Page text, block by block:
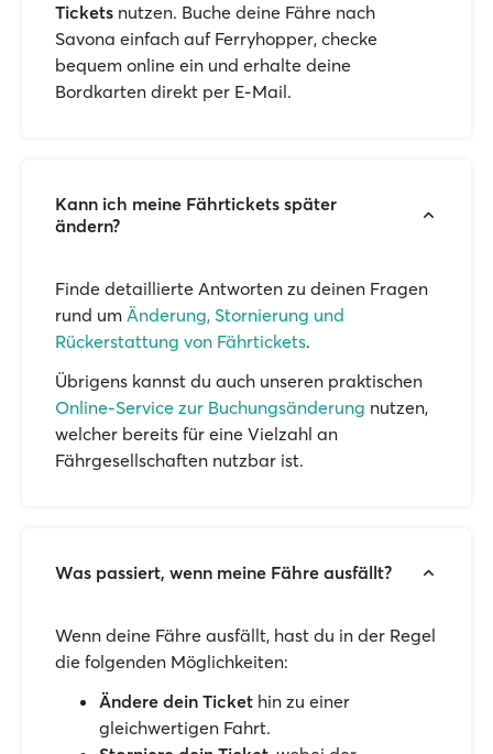
Tickets nutzen. Buche deine Fähre nach
Savona einfach auf Ferryhopper, checke
bequem online ein und erhalte deine
Bordkarten direkt per E-Mail.
Kann ich meine Fährtickets später
ändern?
Finde detaillierte Antworten zu deinen Fragen
rund um Änderung, Stornierung und
Rückerstattung von Fährtickets.
Übrigens kannst du auch unseren praktischen
Online-Service zur Buchungsänderung nutzen,
welcher bereits für eine Vielzahl an
Fährgesellschaften nutzbar ist.
Was passiert, wenn meine Fähre ausfällt?
Wenn deine Fähre ausfällt, hast du in der Regel
die folgenden Möglichkeiten:
Ändere dein Ticket hin zu einer
gleichwertigen Fahrt.